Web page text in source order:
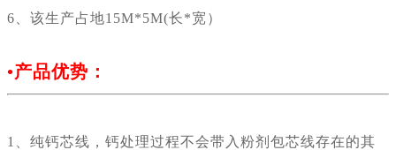
6、该生产占地15M*5M(长*宽）
•产品优势：
1、纯钙芯线，钙处理过程不会带入粉剂包芯线存在的其